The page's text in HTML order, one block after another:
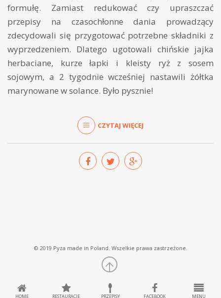
formułę. Zamiast redukować czy upraszczać
przepisy na czasochłonne dania prowadzący
zdecydowali się przygotować potrzebne składniki z
wyprzedzeniem. Dlatego ugotowali chińskie jajka
herbaciane, kurze łapki i kleisty ryż z sosem
sojowym, a 2 tygodnie wcześniej nastawili żółtka
marynowane w solance. Było pysznie!
CZYTAJ WIĘCEJ
© 2019 Pyza made in Poland. Wszelkie prawa zastrzeżone.
HOME RESTAURACJE PRZEPISY FACEBOOK MENU